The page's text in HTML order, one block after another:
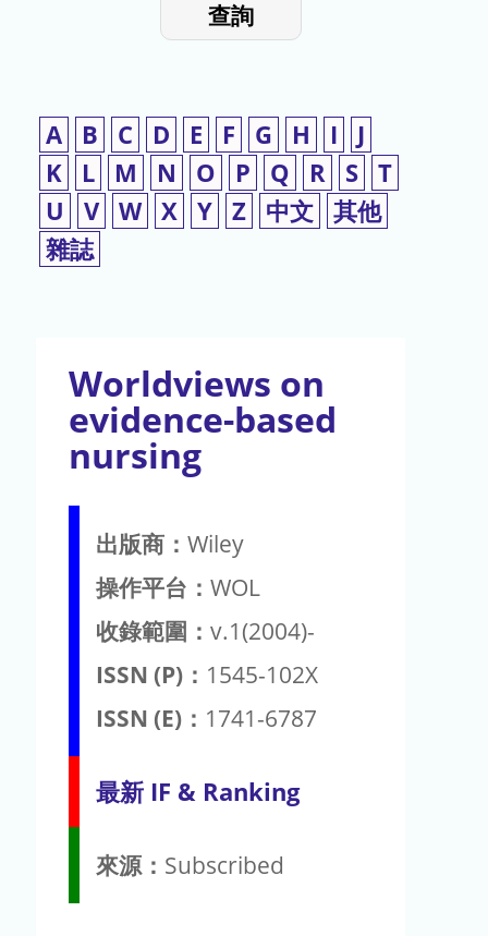
查詢
A B C D E F G H I
J
K
L M N O P Q R S T
U
V W X Y Z 中文 其他
雜誌
Worldviews on
evidence-based
nursing
出版商： Wiley
操作平台： WOL
收錄範圍： v.1(2004)-
ISSN (P)： 1545-102X
ISSN (E)： 1741-6787
最新 IF & Ranking
來源： Subscribed